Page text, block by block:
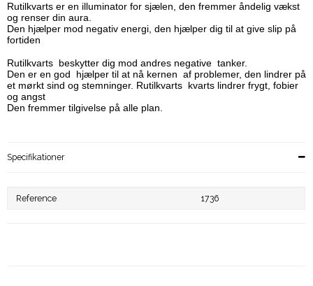
Rutilkvarts er en illuminator for sjælen, den fremmer åndelig vækst
og renser din aura
Den hjælper mod negativ energi, den hjælper dig til at give slip på
fortiden
Rutilkvarts beskytter dig mod andres negative tanker.
Den er en god
hjælper til at nå kernen af problemer, den lindrer på
et mørkt sind og stemninger. Rutilkvarts kvarts lindrer frygt, fobier
og angst
Den fremmer tilgivelse på alle plan.
Specifikationer
Reference 1736